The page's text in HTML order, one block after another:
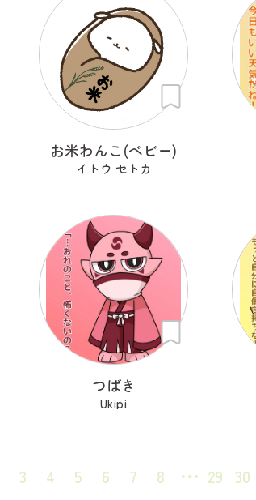
お米わんこ(ベビー)
イトウ セトカ
つばき
Ukipi
3 4 5 6 7 8 29 30